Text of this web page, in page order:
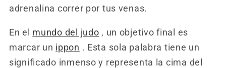
adrenalina correr por tus venas.
En el mundo del judo , un objetivo final es
marcar un ippon . Esta sola palabra tiene un
significado inmenso y representa la cima del